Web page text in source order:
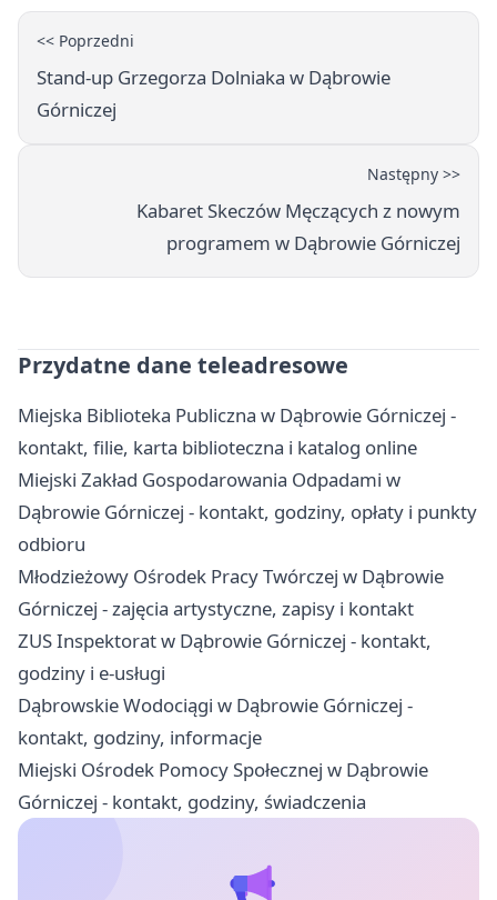
<< Poprzedni
Stand-up Grzegorza Dolniaka w Dąbrowie
Górniczej
Następny >>
Kabaret Skeczów Męczących z nowym
programem w Dąbrowie Górniczej
Przydatne dane teleadresowe
Miejska Biblioteka Publiczna w Dąbrowie Górniczej -
kontakt, filie, karta biblioteczna i katalog online
Miejski Zakład Gospodarowania Odpadami w
Dąbrowie Górniczej - kontakt, godziny, opłaty i punkty
odbioru
Młodzieżowy Ośrodek Pracy Twórczej w Dąbrowie
Górniczej - zajęcia artystyczne, zapisy i kontakt
ZUS Inspektorat w Dąbrowie Górniczej - kontakt,
godziny i e-usługi
Dąbrowskie Wodociągi w Dąbrowie Górniczej -
kontakt, godziny, informacje
Miejski Ośrodek Pomocy Społecznej w Dąbrowie
Górniczej - kontakt, godziny, świadczenia